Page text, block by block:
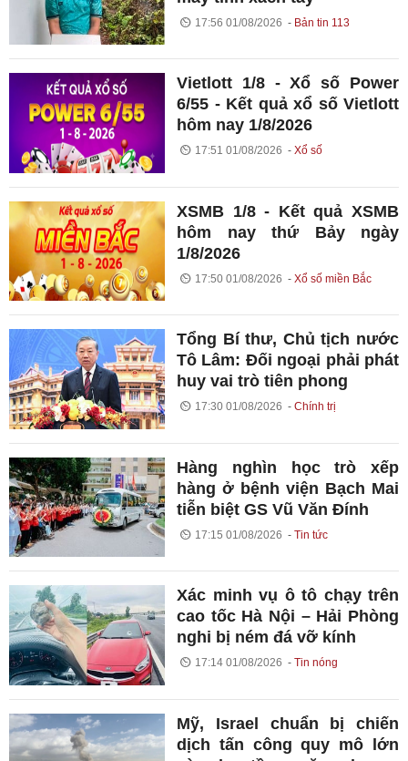
17:56 01/08/2026 Bản tin 113
Vietlott 1/8 - Xổ số Power
6/55 - Kết quả xổ số Vietlott
hôm nay 1/8/2026
17:51 01/08/2026 Xổ số
XSMB 1/8 - Kết quả XSMB
hôm nay thứ Bảy ngày
1/8/2026
17:50 01/08/2026 Xổ số miền Bắc
Tổng Bí thư, Chủ tịch nước
Tô Lâm: Đối ngoại phải phát
huy vai trò tiên phong
17:30 01/08/2026 Chính trị
Hàng nghìn học trò xếp
hàng ở bệnh viện Bạch Mai
tiễn biệt GS Vũ Văn Đính
17:15 01/08/2026 Tin tức
Xác minh vụ ô tô chạy trên
cao tốc Hà Nội – Hải Phòng
nghi bị ném đá vỡ kính
17:14 01/08/2026 Tin nóng
Mỹ, Israel chuẩn bị chiến
dịch tấn công quy mô lớn